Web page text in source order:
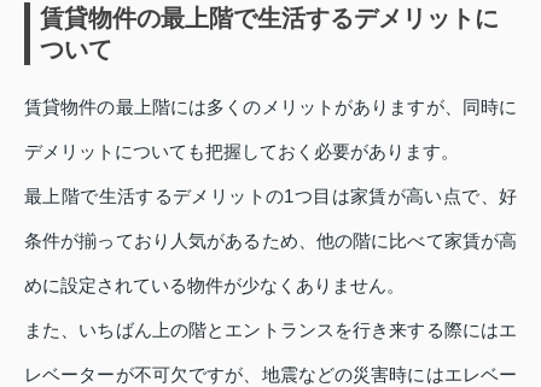
賃貸物件の最上階で生活するデメリットに
ついて
賃貸物件の最上階には多くのメリットがありますが、同時に
デメリットについても把握しておく必要があります。
最上階で生活するデメリットの1つ目は家賃が高い点で、好
条件が揃っており人気があるため、他の階に比べて家賃が高
めに設定されている物件が少なくありません。
また、いちばん上の階とエントランスを行き来する際にはエ
レベーターが不可欠ですが、地震などの災害時にはエレベー